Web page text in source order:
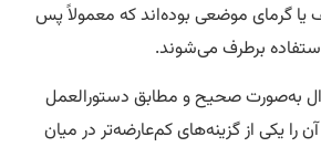
موضعی بوده‌اند که معمولاً پس
برطرف می‌شوند.
صحیح و مطابق دستورالعمل
از گزینه‌های کم‌عارضه‌تر در میان